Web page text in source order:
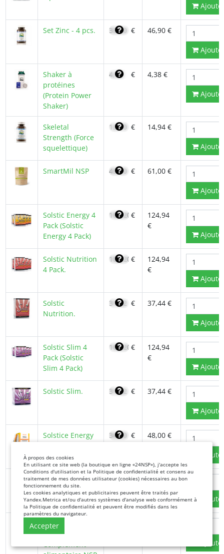
Set Zinc - 4 pcs. 33,50 € 46,90 €
Shaker à
protéines
(Protein Power
Shaker)
4,38 € 4,38 €
Skeletal
Strength (Force
squelettique)
12,70 € 14,94 €
SmartMil NSP 43,60 € 61,00 €
Solstic Energy 4
Pack (Solstic
Energy 4 Pack)
106,20 €
124,94
€
Solstic Nutrition
4 Pack.
106,20 €
124,94
€
Solstic
Nutrition.
31,82 € 37,44 €
Solstic Slim 4
Pack (Solstic
Slim 4 Pack)
106,20 €
124,94
€
Solstic Slim. 31,82 € 37,44 €
Solstice Energy
34,30 € 48,00 €
Solution
d'argent
colloïdal NSP
24,60 € 34,00 €
Spiruline en
gélules -
À propos des cookies
En utilisant ce site web (la boutique en ligne «24NSP»), j'accepte les
Conditions d'utilisation et la Politique de confidentialité et consens au
traitement de mes données utilisateur (cookies) nécessaires au bon
fonctionnement du site.
Les cookies analytiques et publicitaires peuvent être traités par
Yandex.Metrica et/ou d'autres systèmes d'analyse web conformément à
la Politique de confidentialité et peuvent être modifiés dans les
paramètres du navigateur.
Accepter